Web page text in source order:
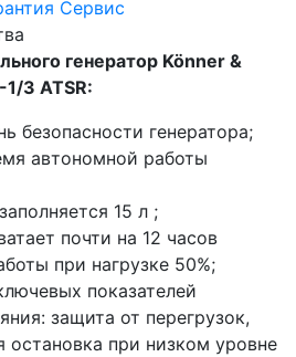
Сервис
генератор Könner &
3 ATSR:
безопасности генератора;
автономной работы
15 л ;
почти на 12 часов
при нагрузке 50%;
показателей
защита от перегрузок,
остановка при низком уровне